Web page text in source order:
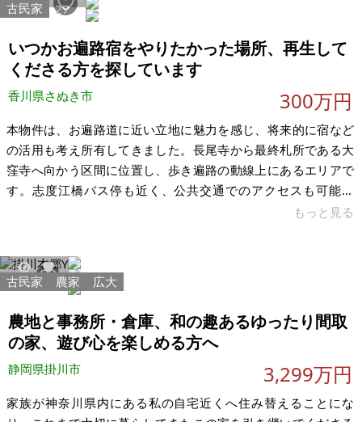
況：空き家 希望価格：50万円（税込） ※現状有姿、および公簿
売買でのお取引きとなります。 ※問い合わせ多数あるいは
5589 27
古民家
いつかお遍路宿をやりたかった場所、再生して
くださる方を探しています
香川県さぬき市 300万円
本物件は、お遍路道に近い立地に魅力を感じ、将来的に宿など
の活用も考え所有してきました。長尾寺から最終札所である大
窪寺へ向かう区間に位置し、歩き遍路の動線上にあるエリアで
す。志度江橋バス停も近く、公共交通でのアクセスも可能で
す。敷地は約343㎡とゆとりがあり、竹林に囲まれた静かな環
代築の木造平屋（2LDK）です。過去に雨漏りがあり、水回りや
トイレ（汲み取り式）を含め全面的な改修が必要な状態です。
現状のまま住める状態ではありませんが、再生前提でお考えの
方には素材として活かせる建物で
もっと見る
805455
古民家 農家 広大
農地と事務所・倉庫、和の趣あるゆったり間取
の家、遊び心を楽しめる方へ
静岡県掛川市 3,299万円
家族が神奈川県内にある私の自宅近くへ住み替えることにな